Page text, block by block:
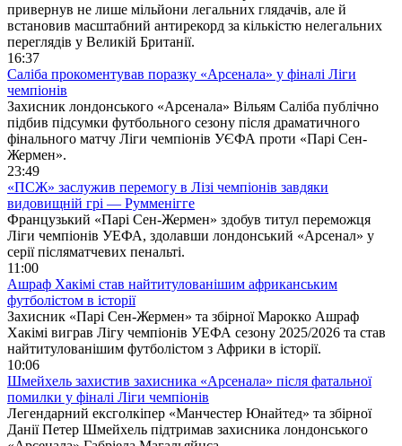
привернув не лише мільйони легальних глядачів, але й
встановив масштабний антирекорд за кількістю нелегальних
переглядів у Великій Британії.
16:37
Саліба прокоментував поразку «Арсенала» у фіналі Ліги
чемпіонів
Захисник лондонського «Арсенала» Вільям Саліба публічно
підбив підсумки футбольного сезону після драматичного
фінального матчу Ліги чемпіонів УЄФА проти «Парі Сен-
Жермен».
23:49
«ПСЖ» заслужив перемогу в Лізі чемпіонів завдяки
видовищній грі — Румменігге
Французький «Парі Сен-Жермен» здобув титул переможця
Ліги чемпіонів УЕФА, здолавши лондонський «Арсенал» у
серії післяматчевих пенальті.
11:00
Ашраф Хакімі став найтитулованішим африканським
футболістом в історії
Захисник «Парі Сен-Жермен» та збірної Марокко Ашраф
Хакімі виграв Лігу чемпіонів УЕФА сезону 2025/2026 та став
найтитулованішим футболістом з Африки в історії.
10:06
Шмейхель захистив захисника «Арсенала» після фатальної
помилки у фіналі Ліги чемпіонів
Легендарний ексголкіпер «Манчестер Юнайтед» та збірної
Данії Петер Шмейхель підтримав захисника лондонського